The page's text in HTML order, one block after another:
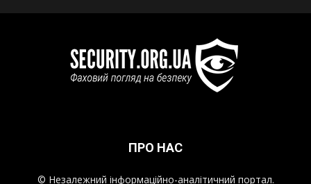
ПРО НАС
© Незалежний інформаційно-аналітичний портал.